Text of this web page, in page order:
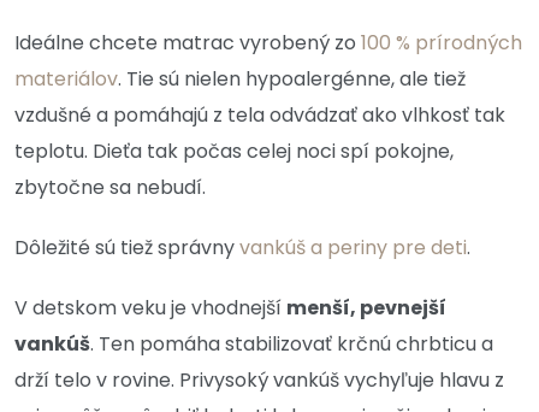
Ideálne chcete matrac vyrobený zo 100 % prírodných
materiálov. Tie sú nielen hypoalergénne, ale tiež
vzdušné a pomáhajú z tela odvádzať ako vlhkosť tak
teplotu. Dieťa tak počas celej noci spí pokojne,
zbytočne sa nebudí.
Dôležité sú tiež správnyvankúš a periny pre deti.
V detskom veku je vhodnejší menší, pevnejší
vankúš. Ten pomáha stabilizovať krčnú chrbticu a
drží telo v rovine. Privysoký vankúš vychyľuje hlavu z